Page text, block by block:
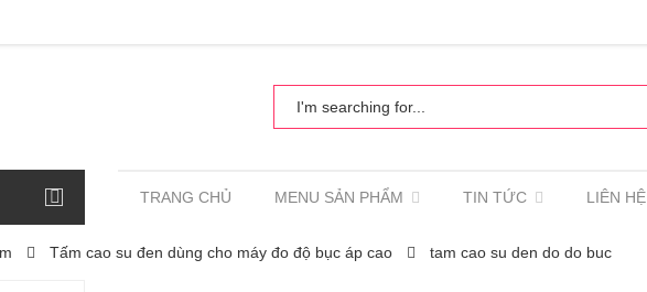
TRANG CHỦ MENU SẢN PHẨM TIN TỨC LIÊN HỆ
Tấm cao su đen dùng cho máy đo độ bục áp cao tam cao su den do do buc